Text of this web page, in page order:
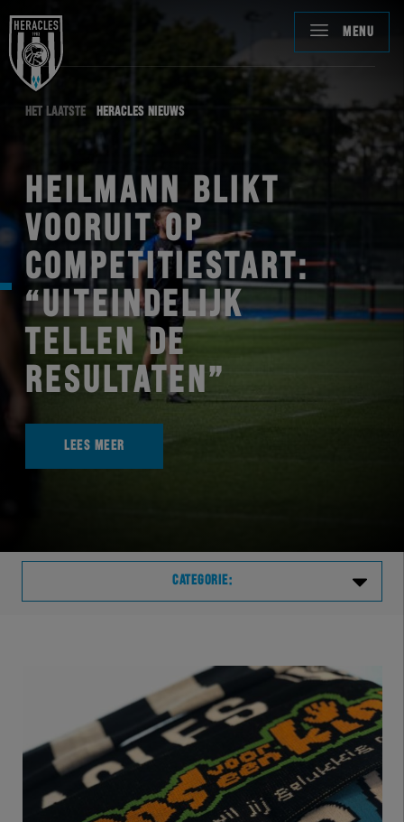
MENU
HET LAATSTE HERACLES NIEUWS
HEILMANN BLIKT
VOORUIT OP
COMPETITIESTART:
“UITEINDELIJK
TELLEN DE
RESULTATEN”
LEES MEER
CATEGORIE:
HERVOL